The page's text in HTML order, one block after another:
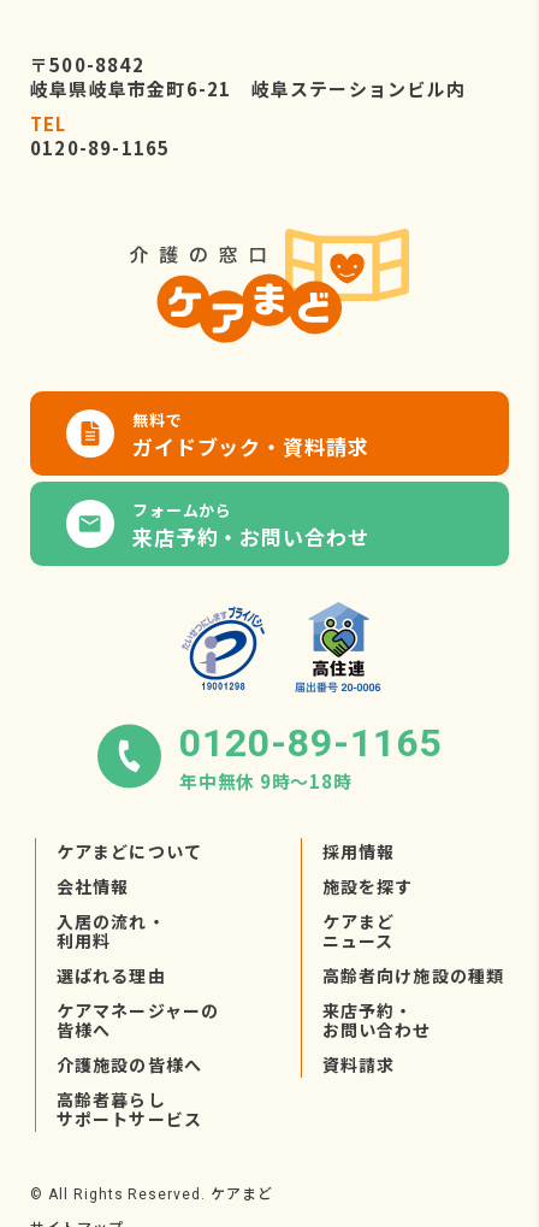
〒500-8842
岐阜県岐阜市金町6-21 岐阜ステーションビル内
TEL
0120-89-1165
無料で
ガイドブック・資料請求
フォームから
来店予約・お問い合わせ
0120-89-1165
年中無休 9時〜18時
ケアまどについて
会社情報
入居の流れ・
利用料
選ばれる理由
ケアマネージャーの
皆様へ
介護施設の皆様へ
高齢者暮らし
サポートサービス
採用情報
施設を探す
ケアまど
ニュース
高齢者向け施設の種類
来店予約・
お問い合わせ
資料請求
© All Rights Reserved. ケアまど